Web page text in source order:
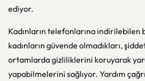
ediyor.
Kadınların telefonlarına indirilebilen
kadınların güvende olmadıkları,
ortamlarda gizliliklerini koruyarak
yapabilmelerini sağlıyor. Yardım